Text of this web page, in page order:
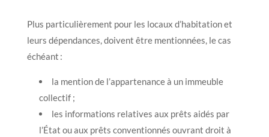
Plus particulièrement pour les locaux d’habitation et
leurs dépendances, doivent être mentionnées, le cas
échéant :
la mention de l’appartenance à un immeuble
collectif ;
les informations relatives aux prêts aidés par
l’État ou aux prêts conventionnés ouvrant droit à